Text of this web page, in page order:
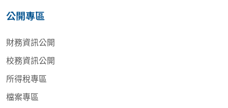
公開專區
財務資訊公開
校務資訊公開
所得稅專區
檔案專區